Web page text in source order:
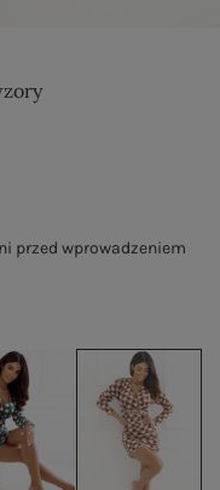
przed wprowadzeniem